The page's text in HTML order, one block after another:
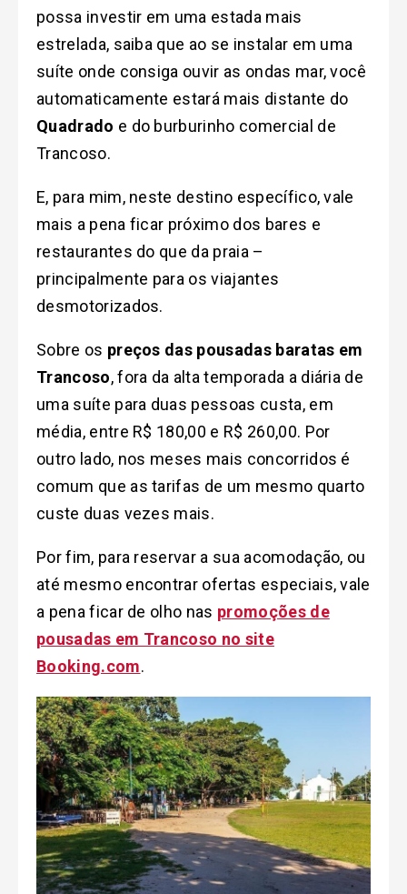
possa investir em uma estada mais
estrelada, saiba que ao se instalar em uma
suíte onde consiga ouvir as ondas mar, você
automaticamente estará mais distante do
Quadrado e do burburinho comercial de
Trancoso.
E, para mim, neste destino específico, vale
mais a pena ficar próximo dos bares e
restaurantes do que da praia –
principalmente para os viajantes
desmotorizados.
Sobre os preços das pousadas baratas em
Trancoso, fora da alta temporada a diária de
uma suíte para duas pessoas custa, em
média, entre R$ 180,00 e R$ 260,00. Por
outro lado, nos meses mais concorridos é
comum que as tarifas de um mesmo quarto
custe duas vezes mais.
Por fim, para reservar a sua acomodação, ou
até mesmo encontrar ofertas especiais, vale
a pena ficar de olho nas promoções de
pousadas em Trancoso no site
Booking.com.